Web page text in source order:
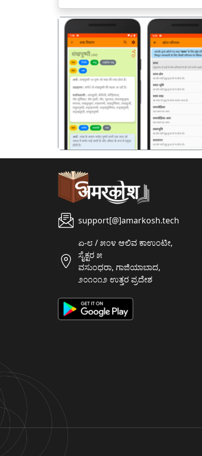
पिछला
support[@]amarkosh.tech
ಏ-೮ / ೫೦೪ ಆಲಿವ ಕಾಉಂಟೀ,
ಸೈಕ್ಟರ ೫
ವಸುಂಧರಾ, ಗಾಜಿಯಾಬಾದ,
೨೦೧೦೧೨ ಉತ್ತರ ಪ್ರದೇಶ